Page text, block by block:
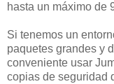
hasta un máximo de
Si tenemos un
paquetes grandes y
conveniente usar
copias de seguridad